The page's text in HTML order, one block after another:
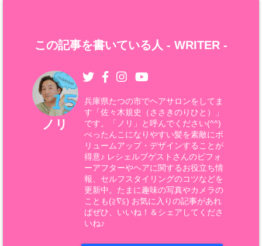
この記事を書いている人 - WRITER -
ノリ
兵庫県たつの市でヘアサロンをしてま
す「佐々木規史（ささきのりひと）」
です。「ノリ」と呼んでください(^^)
ぺったんこになりやすい髪を素敵にボ
リュームアップ・デザインすることが
得意♪ レシェルブゲストさんのビフォ
ーアフターやヘアに関するお役立ち情
報、セルフスタイリングのコツなどを
更新中。たまに趣味の写真やカメラの
ことも(≧∇≦) お気に入りの記事があれ
ばぜひ、いいね！＆シェアしてくださ
いね♪